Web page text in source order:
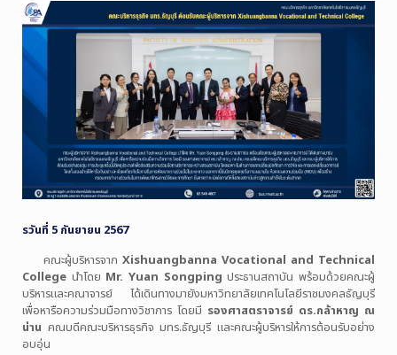
รวันที่ 5 กันยายน 2567
คณะผู้บริหารจากXishuangbanna Vocational and Technical
College นำโดย Mr. Yuan Songping ประธานสถาบัน พร้อมด้วยคณะผู้
บริหารและคณาจารย์ ได้เดินทางมายังมหาวิทยาลัยเทคโนโลยีราชมงคลธัญบุรี
เพื่อหารือความร่วมมือทางวิชาการ โดยมี รองศาสตราจารย์ ดร.กล้าหาญ ณ
น่าน คณบดีคณะบริหารธุรกิจ มทร.ธัญบุรี และคณะผู้บริหารให้การต้อนรับอย่าง
อบอุ่น